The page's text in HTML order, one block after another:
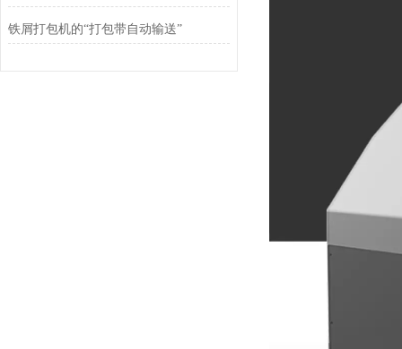
铁屑打包机的“打包带自动输送”